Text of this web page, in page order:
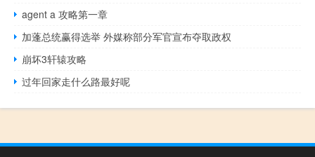
agent a 攻略第一章
加蓬总统赢得选举 外媒称部分军官宣布夺取政权
崩坏3轩辕攻略
过年回家走什么路最好呢